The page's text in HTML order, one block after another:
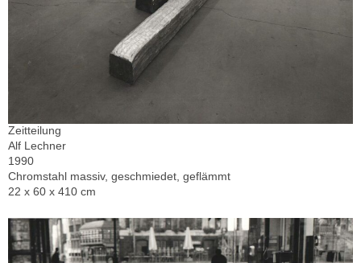
Zeitteilung
Alf Lechner
1990
Chromstahl massiv, geschmiedet, geflämmt
22 x 60 x 410 cm